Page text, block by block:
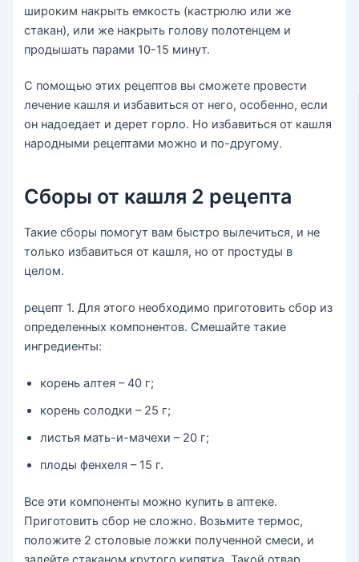
широким накрыть емкость (кастрюлю или же
стакан), или же накрыть голову полотенцем и
продышать парами 10-15 минут.
С помощью этих рецептов вы сможете провести
лечение кашля и избавиться от него, особенно, если
он надоедает и дерет горло. Но избавиться от кашля
народными рецептами можно и по-другому.
Сборы от кашля 2 рецепта
Такие сборы помогут вам быстро вылечиться, и не
только избавиться от кашля, но от простуды в
целом.
рецепт 1. Для этого необходимо приготовить сбор из
определенных компонентов. Смешайте такие
ингредиенты:
корень алтея – 40 г;
корень солодки – 25 г;
листья мать-и-мачехи – 20 г;
плоды фенхеля – 15 г.
Все эти компоненты можно купить в аптеке.
Приготовить сбор не сложно. Возьмите термос,
положите 2 столовые ложки полученной смеси, и